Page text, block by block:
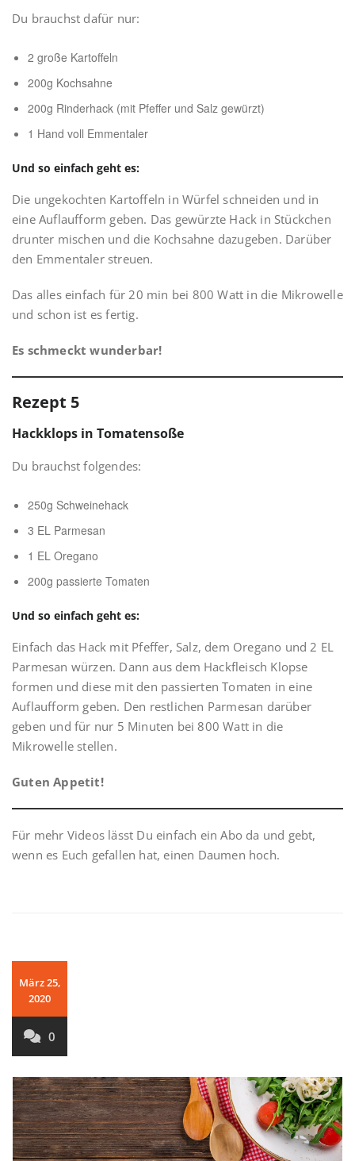
Du brauchst dafür nur:
2 große Kartoffeln
200g Kochsahne
200g Rinderhack (mit Pfeffer und Salz gewürzt)
1 Hand voll Emmentaler
Und so einfach geht es:
Die ungekochten Kartoffeln in Würfel schneiden und in
eine Auflaufform geben. Das gewürzte Hack in Stückchen
drunter mischen und die Kochsahne dazugeben. Darüber
den Emmentaler streuen.
Das alles einfach für 20 min bei 800 Watt in die Mikrowelle
und schon ist es fertig.
Es schmeckt wunderbar!
Rezept 5
Hackklops in Tomatensoße
Du brauchst folgendes:
250g Schweinehack
3 EL Parmesan
1 EL Oregano
200g passierte Tomaten
Und so einfach geht es:
Einfach das Hack mit Pfeffer, Salz, dem Oregano und 2 EL
Parmesan würzen. Dann aus dem Hackfleisch Klopse
formen und diese mit den passierten Tomaten in eine
Auflaufform geben. Den restlichen Parmesan darüber
geben und für nur 5 Minuten bei 800 Watt in die
Mikrowelle stellen.
Guten Appetit!
Für mehr Videos lässt Du einfach ein Abo da und gebt,
wenn es Euch gefallen hat, einen Daumen hoch.
März 25,
2020
0